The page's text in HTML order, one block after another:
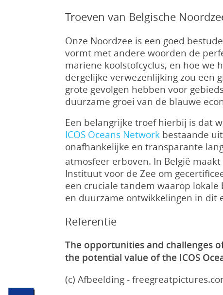
Troeven van Belgische
Onze Noordzee is een goed
vormt met andere woorden de
mariene koolstofcyclus, en hoe we
dergelijke verwezenlijking zou een
grote gevolgen hebben voor
duurzame groei van de blauwe
Een belangrijke troef hierbij is dat
ICOS Oceans Network bestaande
onafhankelijke en transparante
atmosfeer erboven. In België
Instituut voor de Zee om
een cruciale tandem waarop
en duurzame ontwikkelingen in dit
Referentie
The opportunities and challenges
the potential value of the ICOS
(c) Afbeelding -